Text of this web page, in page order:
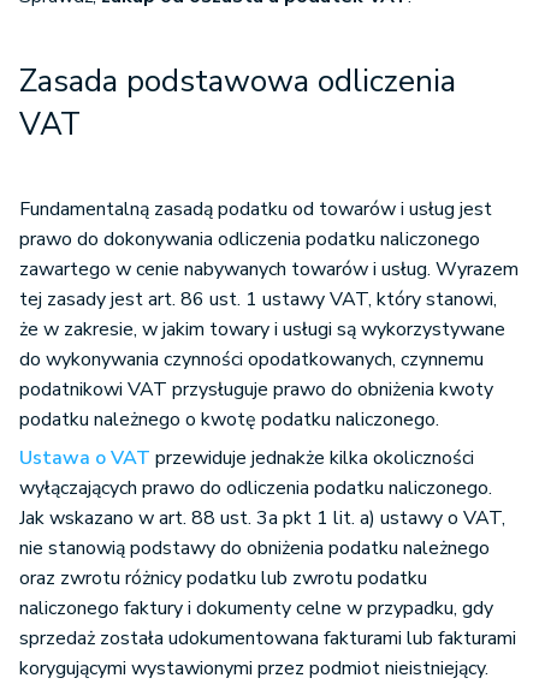
Zasada podstawowa odliczenia
VAT
Fundamentalną zasadą podatku od towarów i usług jest
prawo do dokonywania odliczenia podatku naliczonego
zawartego w cenie nabywanych towarów i usług. Wyrazem
tej zasady jest art. 86 ust. 1 ustawy VAT, który stanowi,
że w zakresie, w jakim towary i usługi są wykorzystywane
do wykonywania czynności opodatkowanych, czynnemu
podatnikowi VAT przysługuje prawo do obniżenia kwoty
podatku należnego o kwotę podatku naliczonego.
Ustawa o VAT przewiduje jednakże kilka okoliczności
wyłączających prawo do odliczenia podatku naliczonego.
Jak wskazano w art. 88 ust. 3a pkt 1 lit. a) ustawy o VAT,
nie stanowią podstawy do obniżenia podatku należnego
oraz zwrotu różnicy podatku lub zwrotu podatku
naliczonego faktury i dokumenty celne w przypadku, gdy
sprzedaż została udokumentowana fakturami lub fakturami
korygującymi wystawionymi przez podmiot nieistniejący.